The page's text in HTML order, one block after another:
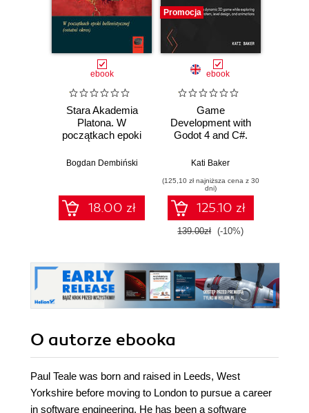
ebook
Stara Akademia
Platona. W
początkach epoki
(ostatni okres)
Bogdan Dembiński
18.00 zł
Promocja
ebook
Game
Development with
Godot 4 and C#.
3D game while
node system, level
design, and
animations
Kati Baker
(125,10 zł najniższa cena z 30
dni)
125.10 zł
139.00zł (-10%)
O autorze ebooka
Paul Teale was born and raised in Leeds, West
Yorkshire before moving to London to pursue a career
in software engineering. He has been a software